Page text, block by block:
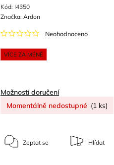
Kód: I4350
VÍCE ZA MÉNĚ
Neohodnoceno
Značka: Ardon
Možnosti doručení
Momentálně nedostupné (1 ks)
Zeptat se Hlídat